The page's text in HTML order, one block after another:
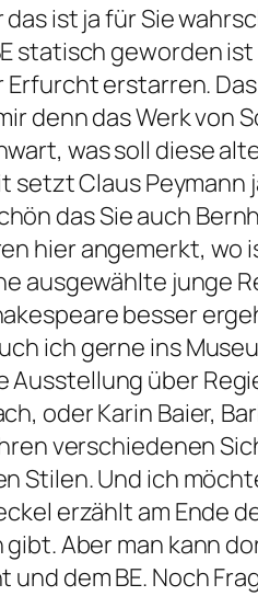
das ist ja für Sie
statisch geworden
Erfurcht erstarren.
denn das Werk
was soll diese
setzt Claus
das Sie auch
hier angemerkt, wo
ausgewählte junge
besser
ich gerne ins
über
oder Karin Baier,
verschiedenen
Stilen. Und ich
erzählt am Ende
Aber man kann
und dem BE. Noch